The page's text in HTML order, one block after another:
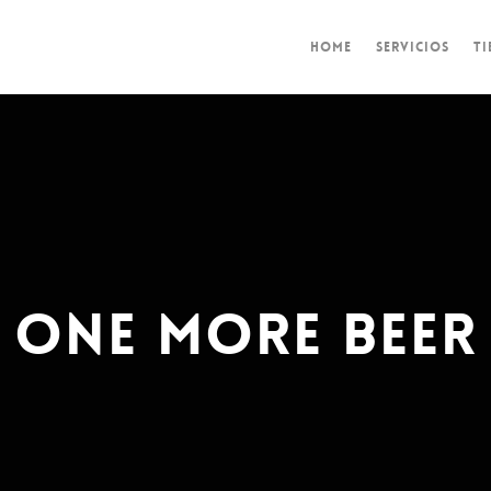
HOME SERVICIOS
One More Beer